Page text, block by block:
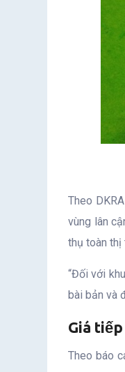
Theo
vùng lân
thụ toàn thị
“Đối với
bài bản và
Giá
Theo báo